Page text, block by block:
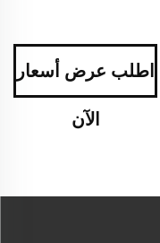
اطلب عرض أسعار
الآن